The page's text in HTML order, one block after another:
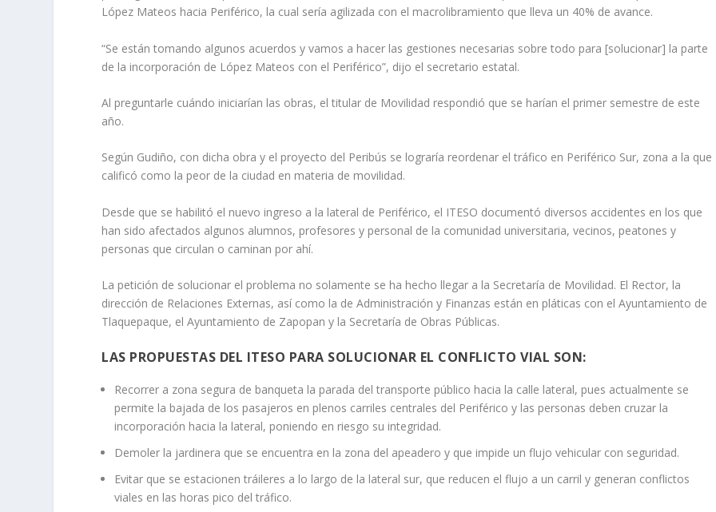
López Mateos hacia Periférico, la cual sería agilizada con el macrolibramiento que lleva un 40% de avance.
“Se están tomando algunos acuerdos y vamos a hacer las gestiones necesarias sobre todo para [solucionar] la parte
de la incorporación de López Mateos con el Periférico”, dijo el secretario estatal.
Al preguntarle cuándo iniciarían las obras, el titular de Movilidad respondió que se harían el primer semestre de este
año.
Según Gudiño, con dicha obra y el proyecto del Peribús se lograría reordenar el tráfico en Periférico Sur, zona a la que
calificó como la peor de la ciudad en materia de movilidad.
Desde que se habilitó el nuevo ingreso a la lateral de Periférico, el ITESO documentó diversos accidentes en los que
han sido afectados algunos alumnos, profesores y personal de la comunidad universitaria, vecinos, peatones y
personas que circulan o caminan por ahí.
La petición de solucionar el problema no solamente se ha hecho llegar a la Secretaría de Movilidad. El Rector, la
dirección de Relaciones Externas, así como la de Administración y Finanzas están en pláticas con el Ayuntamiento de
Tlaquepaque, el Ayuntamiento de Zapopan y la Secretaría de Obras Públicas.
LAS PROPUESTAS DEL ITESO PARA SOLUCIONAR EL CONFLICTO VIAL SON:
Recorrer a zona segura de banqueta la parada del transporte público hacia la calle lateral, pues actualmente se
permite la bajada de los pasajeros en plenos carriles centrales del Periférico y las personas deben cruzar la
incorporación hacia la lateral, poniendo en riesgo su integridad.
Demoler la jardinera que se encuentra en la zona del apeadero y que impide un flujo vehicular con seguridad.
Evitar que se estacionen tráileres a lo largo de la lateral sur, que reducen el flujo a un carril y generan conflictos
viales en las horas pico del tráfico.